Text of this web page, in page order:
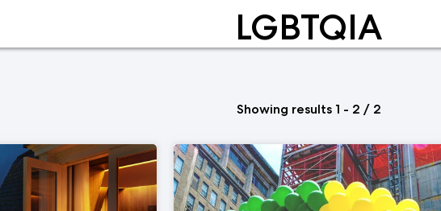
LGBTQIA
Showing results 1 - 2 / 2